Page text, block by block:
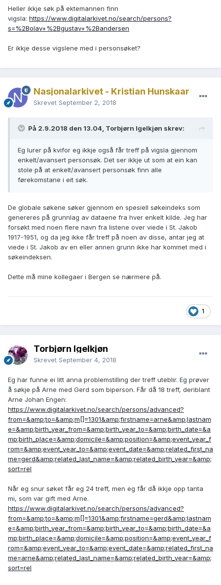
Heller ikkje søk på ektemannen finn
vigsla: https://www.digitalarkivet.no/search/persons?
s=%2Bolav+%2Bgustav+%2Bandersen
Er ikkje desse vigslene med i personsøket?
Nasjonalarkivet - Kristian Hunskaar
Skrevet September 2, 2018
På 2.9.2018 den 13.04, Torbjørn Igelkjøn skrev:
Eg lurer på kvifor eg ikkje også får treff på vigsla gjennom
enkelt/avansert personsøk. Det ser ikkje ut som at ein kan
stole på at enkelt/avansert personsøk finn alle
førekomstane i eit søk.
De globale søkene søker gjennom en spesiell søkeindeks som
genereres på grunnlag av dataene fra hver enkelt kilde. Jeg har
forsøkt med noen flere navn fra listene over viede i St. Jakob
1917-1951, og da jeg ikke får treff på noen av disse, antar jeg at
viede i St. Jakob av en eller annen grunn ikke har kommet med i
søkeindeksen.
Dette må mine kollegaer i Bergen se nærmere på.
1
Torbjørn Igelkjøn
Skrevet September 4, 2018
Eg har funne ei litt anna problemstilling der treff uteblir. Eg prøver
å søkje på Arne med Gerd som biperson. Får då 18 treff, deriblant
Arne Johan Engen:
https://www.digitalarkivet.no/search/persons/advanced?
from=&amp;to=&amp;m[]=1301&amp;firstname=arne&amp;lastnam
e=&amp;birth_year_from=&amp;birth_year_to=&amp;birth_date=&a
mp;birth_place=&amp;domicile=&amp;position=&amp;event_year_f
rom=&amp;event_year_to=&amp;event_date=&amp;related_first_na
me=gerd&amp;related_last_name=&amp;related_birth_year=&amp;
sort=rel
Når eg snur søket får eg 24 treff, men eg får då ikkje opp tanta
mi, som var gift med Arne.
https://www.digitalarkivet.no/search/persons/advanced?
from=&amp;to=&amp;m[]=1301&amp;firstname=gerd&amp;lastnam
e=&amp;birth_year_from=&amp;birth_year_to=&amp;birth_date=&a
mp;birth_place=&amp;domicile=&amp;position=&amp;event_year_f
rom=&amp;event_year_to=&amp;event_date=&amp;related_first_na
me=arne&amp;related_last_name=&amp;related_birth_year=&amp;
sort=rel